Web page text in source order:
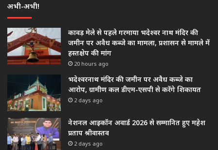
अभी-अभी!
कावड़ मेले से पहले गरमाया भदेश्वर नाथ मंदिर की
जमीन पर अवैध कब्जे का मामला, प्रशासन से मामले में
हस्तक्षेप की मांग
20 hours ago
भदेश्वरनाथ मंदिर की जमीन पर अवैध कब्जे का
आरोप, ग्रामीण कल डीएम-एसपी से करेंगे शिकायत
2 days ago
नेशनल आइकॉन अवार्ड 2026 से सम्मानित हुए महेश
प्रताप श्रीवास्तव
2 days ago